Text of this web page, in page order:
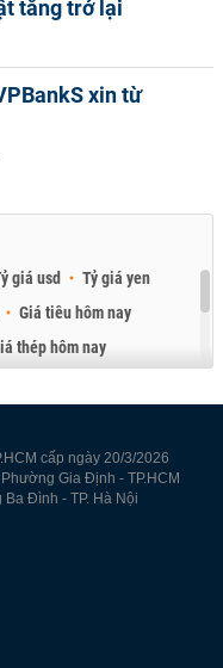
tăng trở lại
xin từ
giá usd
Tỷ giá yen
Giá tiêu hôm nay
thép hôm nay
cấp ngày 20/3/2026
Gia Định - TP.HCM
Đình - TP. Hà Nội